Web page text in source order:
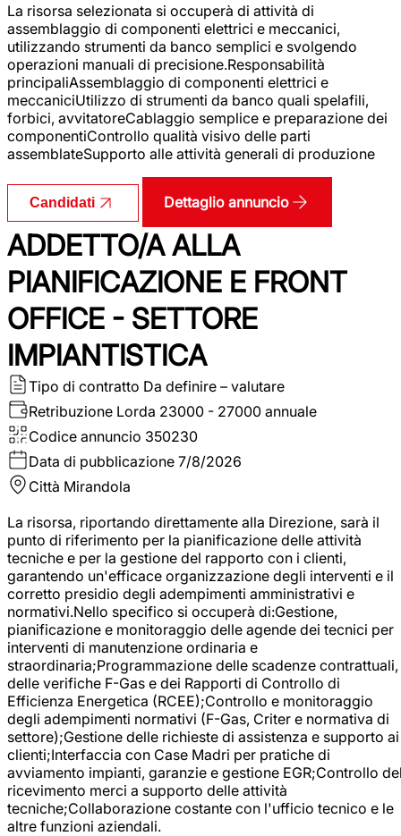
La risorsa selezionata si occuperà di attività di
assemblaggio di componenti elettrici e meccanici,
utilizzando strumenti da banco semplici e svolgendo
operazioni manuali di precisione.Responsabilità
principaliAssemblaggio di componenti elettrici e
meccaniciUtilizzo di strumenti da banco quali spelafili,
forbici, avvitatoreCablaggio semplice e preparazione dei
componentiControllo qualità visivo delle parti
assemblateSupporto alle attività generali di produzione
Candidati Dettaglio annuncio
ADDETTO/A ALLA
PIANIFICAZIONE E FRONT
OFFICE - SETTORE
IMPIANTISTICA
Tipo di contratto Da definire – valutare
Retribuzione Lorda 23000 - 27000 annuale
Codice annuncio 350230
Data di pubblicazione 7/8/2026
Città Mirandola
La risorsa, riportando direttamente alla Direzione, sarà il
punto di riferimento per la pianificazione delle attività
tecniche e per la gestione del rapporto con i clienti,
garantendo un'efficace organizzazione degli interventi e il
corretto presidio degli adempimenti amministrativi e
normativi.Nello specifico si occuperà di:Gestione,
pianificazione e monitoraggio delle agende dei tecnici per
interventi di manutenzione ordinaria e
straordinaria;Programmazione delle scadenze contrattuali,
delle verifiche F-Gas e dei Rapporti di Controllo di
Efficienza Energetica (RCEE);Controllo e monitoraggio
degli adempimenti normativi (F-Gas, Criter e normativa di
settore);Gestione delle richieste di assistenza e supporto ai
clienti;Interfaccia con Case Madri per pratiche di
avviamento impianti, garanzie e gestione EGR;Controllo
ricevimento merci a supporto delle attività
tecniche;Collaborazione costante con l'ufficio tecnico e le
altre funzioni aziendali.